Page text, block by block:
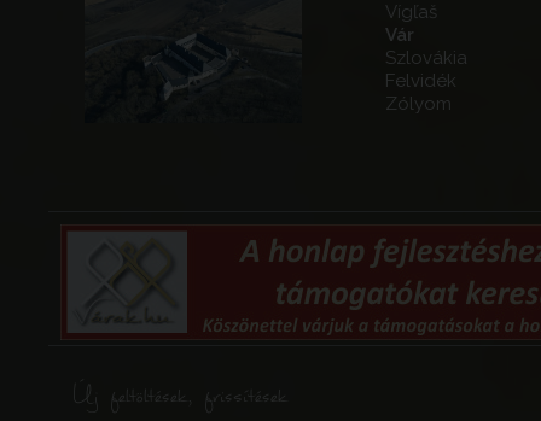
Vígľaš
Vár
Szlovákia
Felvidék
Zólyom
Új feltöltések, frissítések